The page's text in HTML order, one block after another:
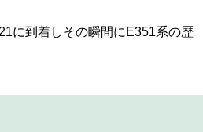
に到着しその瞬間にE351系の歴